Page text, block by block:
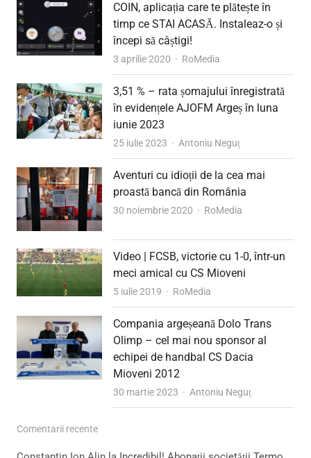
COIN, aplicația care te plătește în
timp ce STAI ACASĂ. Instaleaz-o și
începi să câștigi!
3 aprilie 2020 Author
RoMedia
3,51 % – rata șomajului înregistrată
în evidențele AJOFM Argeș în luna
iunie 2023
25 iulie 2023 Author
Antoniu Neguț
Aventuri cu idioții de la cea mai
proastă bancă din România
30 noiembrie 2020 Author
RoMedia
Video | FCSB, victorie cu 1-0, într-un
meci amical cu CS Mioveni
5 iulie 2019 Author
RoMedia
Compania argeșeană Dolo Trans
Olimp – cel mai nou sponsor al
echipei de handbal CS Dacia
Mioveni 2012
30 martie 2023 Author
Antoniu Neguț
Comentarii recente